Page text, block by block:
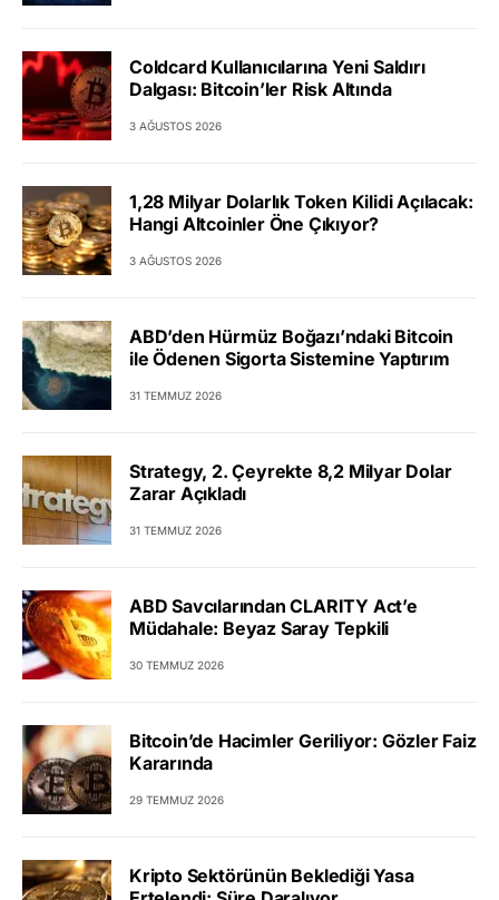
Coldcard Kullanıcılarına Yeni Saldırı
Dalgası: Bitcoin’ler Risk Altında
3 AĞUSTOS 2026
1,28 Milyar Dolarlık Token Kilidi Açılacak:
Hangi Altcoinler Öne Çıkıyor?
3 AĞUSTOS 2026
ABD’den Hürmüz Boğazı’ndaki Bitcoin
ile Ödenen Sigorta Sistemine Yaptırım
31 TEMMUZ 2026
Strategy, 2. Çeyrekte 8,2 Milyar Dolar
Zarar Açıkladı
31 TEMMUZ 2026
ABD Savcılarından CLARITY Act’e
Müdahale: Beyaz Saray Tepkili
30 TEMMUZ 2026
Bitcoin’de Hacimler Geriliyor: Gözler Faiz
Kararında
29 TEMMUZ 2026
Kripto Sektörünün Beklediği Yasa